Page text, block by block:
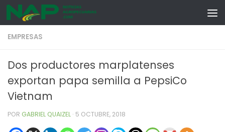
Skip to content
EMPRESAS
Dos productores marplatenses
exportan papa semilla a PepsiCo
Vietnam
POR GABRIEL QUAIZEL · 5 OCTUBRE, 2018